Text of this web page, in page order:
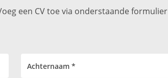
een CV toe via onderstaande formulier